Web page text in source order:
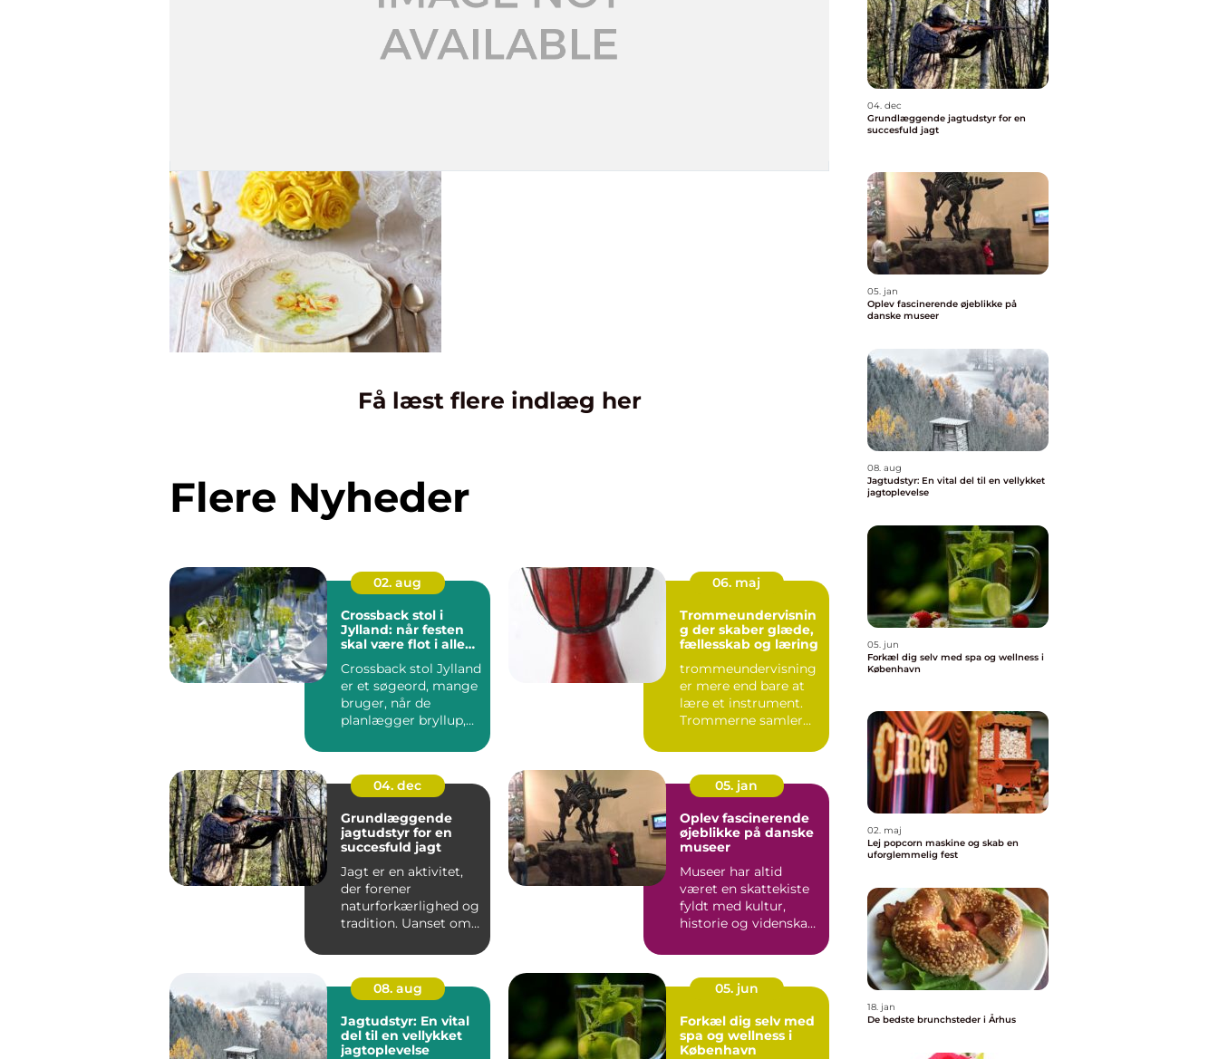
Få læst flere indlæg her
Flere Nyheder
02. aug
Crossback stol i
Jylland: når festen
skal være flot i alle
Crossback stol Jylland
er et søgeord, mange
bruger, når de
planlægger bryllup,
06. maj
Trommeundervisnin
g der skaber glæde,
fællesskab og læring
trommeundervisning
er mere end bare at
lære et instrument.
Trommerne samler
energi...
04. dec
Grundlæggende
jagtudstyr for en
succesfuld jagt
Jagt er en aktivitet,
der forener
naturforkærlighed og
tradition. Uanset om
05. jan
Oplev fascinerende
øjeblikke på danske
museer
Museer har altid
været en skattekiste
fyldt med kultur,
historie og videnskab,
08. aug
Jagtudstyr: En vital
del til en vellykket
jagtoplevelse
05. jun
Forkæl dig selv med
spa og wellness i
København
04. dec
Grundlæggende jagtudstyr for en
succesfuld jagt
05. jan
Oplev fascinerende øjeblikke på
danske museer
08. aug
Jagtudstyr: En vital del til en vellykket
jagtoplevelse
05. jun
Forkæl dig selv med spa og wellness i
København
02. maj
Lej popcorn maskine og skab en
uforglemmelig fest
18. jan
De bedste brunchsteder i Århus